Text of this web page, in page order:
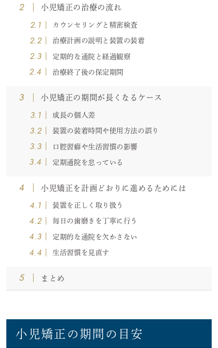
2 小児矯正の治療の流れ
2.1 カウンセリングと精密検査
2.2 治療計画の説明と装置の装着
2.3 定期的な通院と経過観察
2.4 治療終了後の保定期間
3 小児矯正の期間が長くなるケース
3.1 成長の個人差
3.2 装置の装着時間や使用方法の誤り
3.3 口腔習癖や生活習慣の影響
3.4 定期通院を怠っている
4 小児矯正を計画どおりに進めるためには
4.1 装置を正しく取り扱う
4.2 毎日の歯磨きを丁寧に行う
4.3 定期的な通院を欠かさない
4.4 生活習慣を見直す
5 まとめ
小児矯正の期間の目安